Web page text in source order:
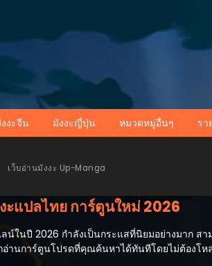
งะจีน มังงะญี่ปุ่น หมวดหมู่อื่นๆ รา
เว็บอ่านมังงะ Up-Manga
ะแปลไทย การ์ตูนใหม่ 2026
นปี 2026 กำลังเป็นกระแสที่นิยมอย่างมาก สา
กอ่านการ์ตูนโปรดที่คุณค้นหาได้ทันทีโดยไม่ต้องโ